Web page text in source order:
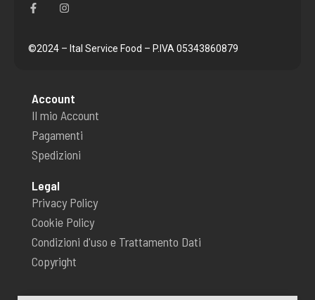
c
o
o
s
©2024 – Ital Service Food – P.IVA 05343860879
Account
Il mio Account
Pagamenti
Spedizioni
Legal
Privacy Policy
Cookie Policy
Condizioni d'uso e Trattamento Dati
Copyright